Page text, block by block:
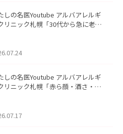
しの名医Youtube アルバアレルギ
リニック札幌「30代から急に老け
しの名医Youtube アルバアレルギ
リニック札幌「赤ら顔・酒さ・ニ
。